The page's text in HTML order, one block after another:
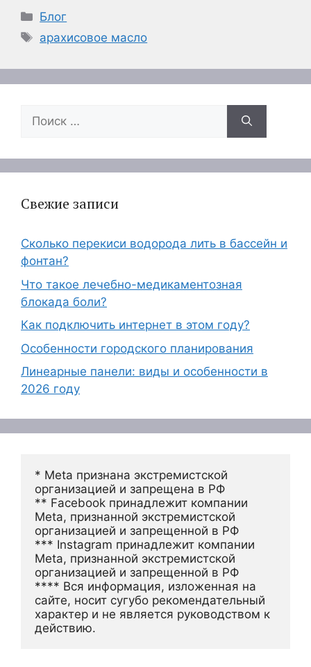
Рубрики
Блог
Метки
арахисовое масло
Поиск:
Свежие записи
Сколько перекиси водорода лить в бассейн и
фонтан?
Что такое лечебно-медикаментозная
блокада боли?
Как подключить интернет в этом году?
Особенности городского планирования
Линеарные панели: виды и особенности в
2026 году
* Meta признана экстремистской
организацией и запрещена в РФ
** Facebook принадлежит компании
Meta, признанной экстремистской
организацией и запрещенной в РФ
*** Instagram принадлежит компании
Meta, признанной экстремистской
организацией и запрещенной в РФ
**** Вся информация, изложенная на
сайте, носит сугубо рекомендательный
характер и не является руководством к
действию.